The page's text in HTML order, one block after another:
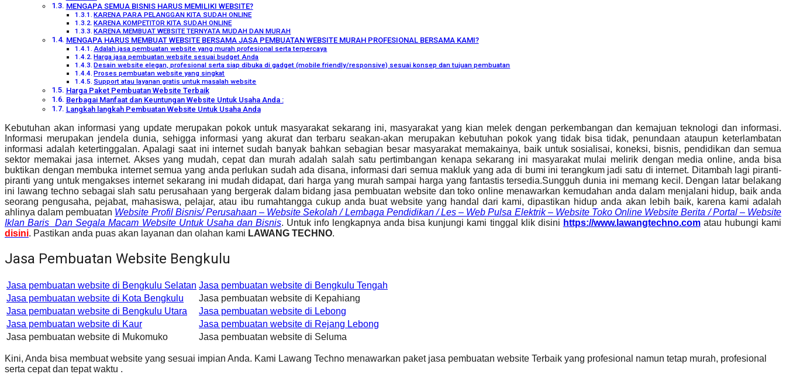
MENGAPA SEMUA BISNIS HARUS MEMILIKI WEBSITE?
KARENA PARA PELANGGAN KITA SUDAH ONLINE
KARENA KOMPETITOR KITA SUDAH ONLINE
KARENA MEMBUAT WEBSITE TERNYATA MUDAH DAN MURAH
MENGAPA HARUS MEMBUAT WEBSITE BERSAMA JASA PEMBUATAN WEBSITE MURAH PROFESIONAL BERSAMA KAMI?
Adalah jasa pembuatan website yang murah profesional serta terpercaya
Harga jasa pembuatan website sesuai budget Anda
Desain website elegan, profesional serta siap dibuka di gadget (mobile friendly/responsive) sesuai konsep dan tujuan pembuatan
Proses pembuatan website yang singkat
Support atau layanan gratis untuk masalah website
Harga Paket Pembuatan Website Terbaik
Berbagai Manfaat dan Keuntungan Website Untuk Usaha Anda :
Langkah langkah Pembuatan Website Untuk Usaha Anda
Kebutuhan akan informasi yang update merupakan pokok untuk masyarakat sekarang ini, masyarakat yang kian melek dengan perkembangan dan kemajuan teknologi dan informasi.
Informasi merupakan jendela dunia, sehigga informasi yang akurat dan terbaru seakan-akan merupakan kebutuhan pokok yang tidak bisa tidak, penundaan ataupun keterlambatan
informasi adalah ketertinggalan. Apalagi saat ini internet sudah banyak bahkan sebagian besar masyarakat memakainya, baik untuk sosialisai, koneksi, bisnis, pendidikan dan semua
sektor memakai jasa internet. Akses yang mudah, cepat dan murah adalah salah satu pertimbangan kenapa sekarang ini masyarakat mulai melirik dengan media online, anda bisa
buktikan dengan membuka internet semua yang anda perlukan sudah ada disana, informasi dari semua makluk yang ada di bumi ini terangkum jadi satu di internet. Ditambah lagi piranti-
piranti yang untuk mengakses internet sekarang ini mudah didapat, dari harga yang murah sampai harga yang fantastis tersedia.Sungguh dunia ini memang kecil. Dengan latar belakang
ini lawang techno sebagai slah satu perusahaan yang bergerak dalam bidang jasa pembuatan website dan toko online menawarkan kemudahan anda dalam menjalani hidup, baik anda
seorang pengusaha, pejabat, mahasiswa, pelajar, atau ibu rumahtangga cukup anda buat website yang handal dari kami, dipastikan hidup anda akan lebih baik, karena kami adalah
ahlinya dalam pembuatan Website Profil Bisnis/ Perusahaan – Website Sekolah / Lembaga Pendidikan / Les – Web Pulsa Elektrik – Website Toko Online Website Berita / Portal – Website
Iklan Baris Dan Segala Macam Website Untuk Usaha dan Bisnis. Untuk info lengkapnya anda bisa kunjungi kami tinggal klik disini https://www.lawangtechno.comatau hubungi kami
disini. Pastikan anda puas akan layanan dan olahan kami LAWANG TECHNO.
Jasa Pembuatan Website Bengkulu
Jasa pembuatan website di Bengkulu Selatan Jasa pembuatan website di Bengkulu Tengah
Jasa pembuatan website di Kota Bengkulu
Jasa pembuatan website di Kepahiang
Jasa pembuatan website di Bengkulu Utara
Jasa pembuatan website di Lebong
Jasa pembuatan website di Kaur
Jasa pembuatan website di Rejang Lebong
Jasa pembuatan website di Mukomuko
Jasa pembuatan website di Seluma
Kini, Anda bisa membuat website yang sesuai impian Anda. Kami Lawang Techno menawarkan paket jasa pembuatan website Terbaik yang profesional namun tetap murah, profesional
serta cepat dan tepat waktu .